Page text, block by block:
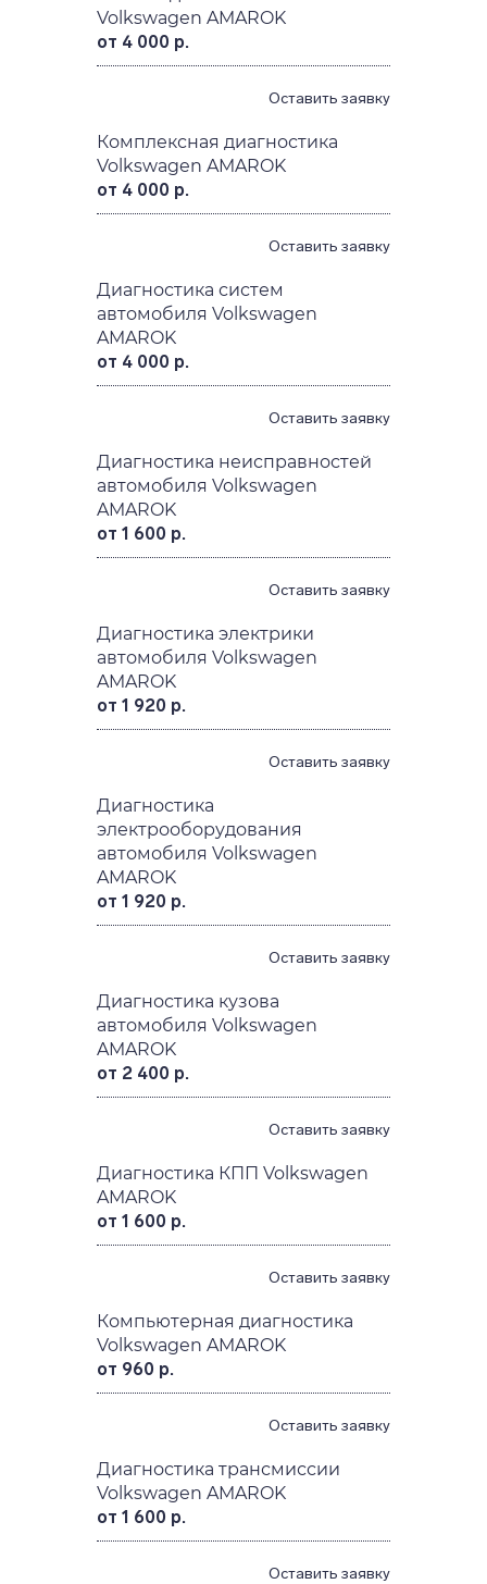
Volkswagen AMAROK
от 4 000 р.
Оставить заявку
Комплексная диагностика
Volkswagen AMAROK
от 4 000 р.
Оставить заявку
Диагностика систем
автомобиля Volkswagen
AMAROK
от 4 000 р.
Оставить заявку
Диагностика неисправностей
автомобиля Volkswagen
AMAROK
от 1 600 р.
Оставить заявку
Диагностика электрики
автомобиля Volkswagen
AMAROK
от 1 920 р.
Оставить заявку
Диагностика
электрооборудования
автомобиля Volkswagen
AMAROK
от 1 920 р.
Оставить заявку
Диагностика кузова
автомобиля Volkswagen
AMAROK
от 2 400 р.
Оставить заявку
Диагностика КПП Volkswagen
AMAROK
от 1 600 р.
Оставить заявку
Компьютерная диагностика
Volkswagen AMAROK
от 960 р.
Оставить заявку
Диагностика трансмиссии
Volkswagen AMAROK
от 1 600 р.
Оставить заявку